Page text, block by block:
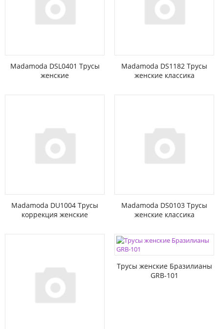
Madamoda DSL0401 Трусы
женские
Madamoda DS1182 Трусы
женские классика
Madamoda DU1004 Трусы
коррекция женские
Madamoda DS0103 Трусы
женские классика
Трусы женские Бразилианы
GRB-101